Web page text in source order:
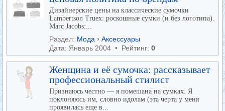
Дизайнерские цены на классические сумочки
Lambertson Truex: роскошные сумки (и без логотипа).
Marc Jacobs:...
Раздел: Мода › Аксессуары
Дата: Январь 2004 • Рейтинг: 0
Женщина и её сумочка: рассказывает
профессиональный стилист
Признаюсь честно — я помешана на сумках. Я
поклоняюсь им, словно идолам (эта черта у меня
проявилась еще в...